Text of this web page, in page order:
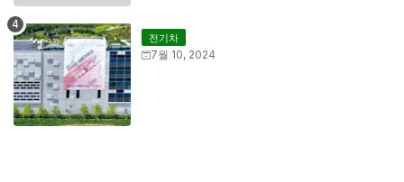
전기차
7월 10, 2024